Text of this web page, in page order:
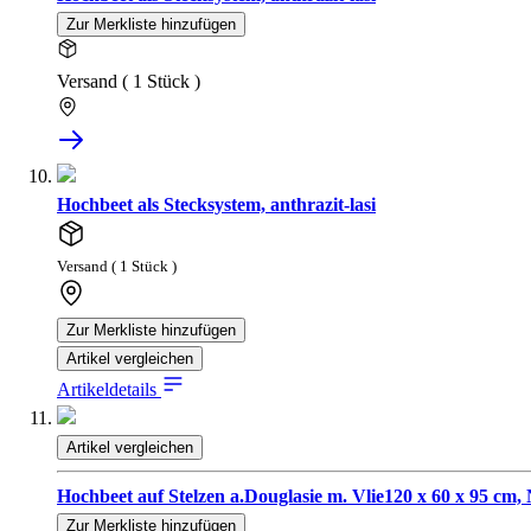
Zur Merkliste hinzufügen
Versand ( 1 Stück )
Hochbeet als Stecksystem, anthrazit-lasi
Versand ( 1 Stück )
Zur Merkliste hinzufügen
Artikel vergleichen
Artikeldetails
Artikel vergleichen
Hochbeet auf Stelzen a.Douglasie m. Vlie120 x 60 x 95 cm,
Zur Merkliste hinzufügen